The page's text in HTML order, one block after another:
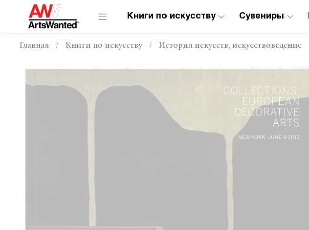
Книги по искусству Сувениры
Главная Книги по искусству История искусств, искусствоведение